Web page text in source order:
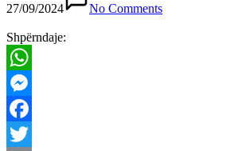
27/09/2024 No Comments
Shpërndaje:
WhatsApp
Messenger
Facebook